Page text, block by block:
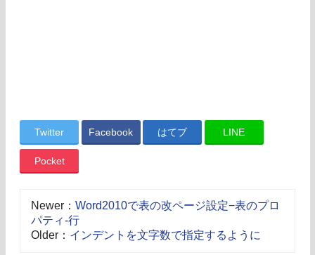
Twitter Facebook はてブ LINE
Pocket
Newer： Word2010で表の改ページ設定−表のプロ
パティ-行
Older： インデントを文字数で指定するように